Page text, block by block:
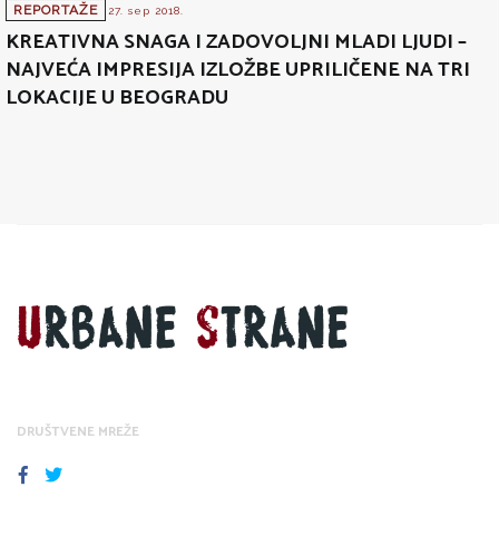
REPORTAŽE 27. sep 2018.
KREATIVNA SNAGA I ZADOVOLJNI MLADI LJUDI –
NAJVEĆA IMPRESIJA IZLOŽBE UPRILIČENE NA TRI
LOKACIJE U BEOGRADU
DRUŠTVENE MREŽE
FACEBOOK
TWITTER